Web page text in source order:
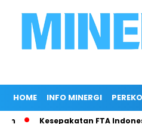
HOME INFO MINERGI
Kesepakatan FTA